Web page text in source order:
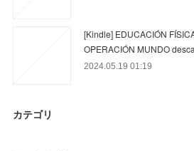
[Kindle] EDUCACIÓN
OPERACIÓN MUNDO
2024.05.19 01:19
カテゴリ